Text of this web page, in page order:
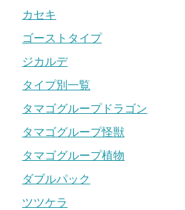
カセキ
ゴーストタイプ
ジカルデ
タイプ別一覧
タマゴグループドラゴン
タマゴグループ怪獣
タマゴグループ植物
ダブルパック
ツツケラ